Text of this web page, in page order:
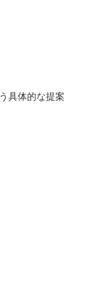
具体的な提案